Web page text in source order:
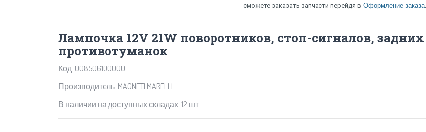
сможете заказать запчасти перейдя в Оформление заказа.
Лампочка 12V 21W поворотников, стоп-сигналов, задних
противотуманок
Код: 008506100000
Производитель: MAGNETI MARELLI
В наличии на доступных складах: 12 шт.